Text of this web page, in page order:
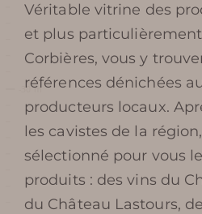
visite
HORAIRES DE
Véritable vitrine des
et plus
Corbières, vous y
références dénichées
producteurs locaux.
les cavistes de la
sélectionné pour vous
produits : des vins du
du Château Lastours,